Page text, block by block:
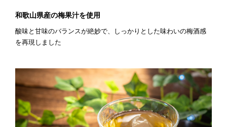
和歌山県産の梅果汁を使用
酸味と甘味のバランスが絶妙で、しっかりとした味わいの梅酒感
を再現しました